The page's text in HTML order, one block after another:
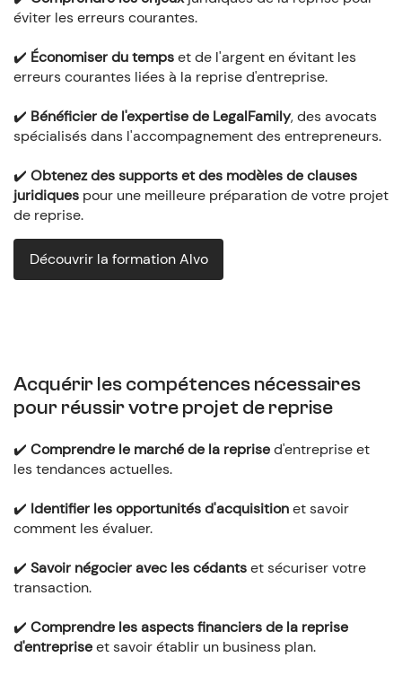
éviter les erreurs courantes.
✔️ Économiser du tempset de l'argent en évitant les
erreurs courantes liées à la reprise d'entreprise.
✔️ Bénéficier de l'expertise de LegalFamily, des avocats
spécialisés dans l'accompagnement des entrepreneurs.
✔️ Obtenez des supports et des modèles de clauses
juridiquespour une meilleure préparation de votre projet
de reprise.
Découvrir la formation Alvo
Acquérir les compétences nécessaires
pour réussir votre projet de reprise
✔️ Comprendre le marché de la reprised'entreprise et
les tendances actuelles.
✔️ Identifier les opportunités d'acquisitionet savoir
comment les évaluer.
✔️ Savoir négocier avec les cédantset sécuriser votre
transaction.
✔️ Comprendre les aspects financiers de la reprise
d'entrepriseet savoir établir un business plan.